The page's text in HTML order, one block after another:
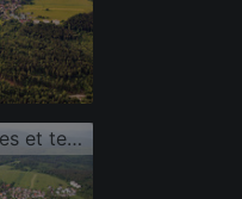
Champs agricoles et terres arables